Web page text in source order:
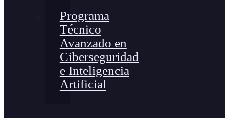
Programa
Técnico
Avanzado en
Ciberseguridad
e Inteligencia
Artificial